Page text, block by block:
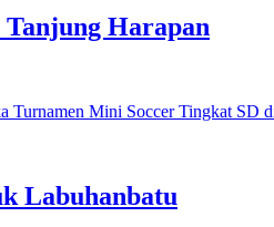
Harapan
Labuhanbatu